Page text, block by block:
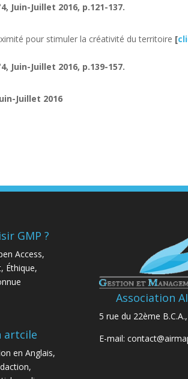
Juin-Juillet 2016, p.121-137.
pour stimuler la créativité du territoire [
Juin-Juillet 2016, p.139-157.
Juillet 2016
GMP ?
Access,
Éthique,
artcile
en Anglais,
Association
5 rue du 22ème
E-mail: